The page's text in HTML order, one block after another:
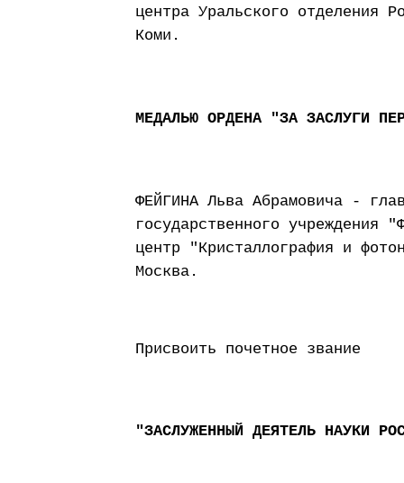
центра Уральского отделения
Коми.
МЕДАЛЬЮ ОРДЕНА "ЗА ЗАСЛУГИ
ФЕЙГИНА Льва Абрамовича -
государственного учреждения
центр "Кристаллография и
Москва.
Присвоить почетное звание
"ЗАСЛУЖЕННЫЙ ДЕЯТЕЛЬ НАУКИ